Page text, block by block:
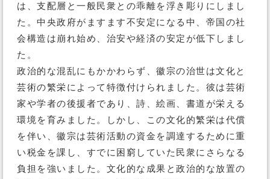
は、支配層と一般民衆との乖離を浮き彫りにしまし
た。中央政府がますます不安定になる中、帝国の社
会構造は崩れ始め、治安や経済の安定が低下しまし
た。
政治的な混乱にもかかわらず、徽宗の治世は文化と
芸術の繁栄によって特徴付けられました。彼は芸術
家や学者の後援者であり、詩、絵画、書道が栄える
環境を育みました。しかし、この文化的繁栄は代償
を伴い、徽宗は芸術活動の資金を調達するために重
い税金を課し、すでに困窮していた民衆にさらなる
負担を強いました。文化的な成果と政治的な放置の